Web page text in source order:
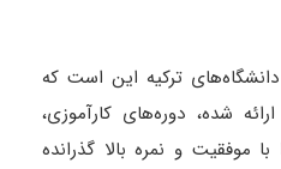
ترکیه این است که
شده، دوره‌های کارآموزی،
موفقیت و نمره بالا گذرانده